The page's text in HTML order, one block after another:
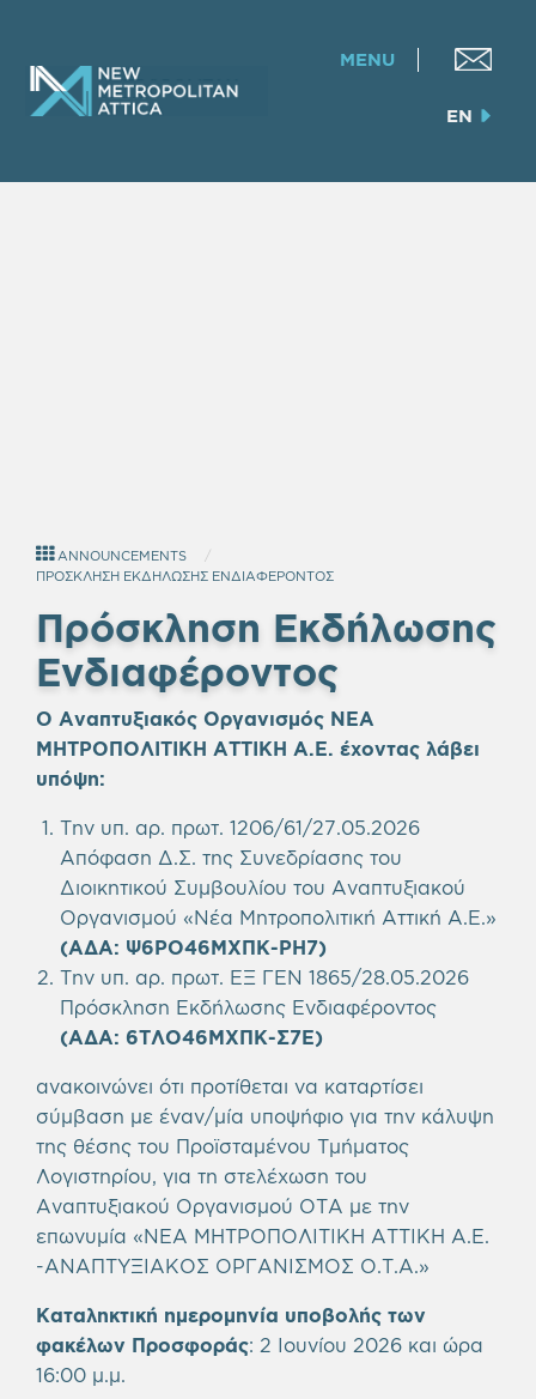
MENU
EN
ANNOUNCEMENTS
ΠΡΟΣΚΛΗΣΗ ΕΚΔΗΛΩΣΗΣ ΕΝΔΙΑΦΕΡΟΝΤΟΣ
Πρόσκληση Εκδήλωσης
Ενδιαφέροντος
Ο Αναπτυξιακός Οργανισμός ΝΕΑ
ΜΗΤΡΟΠΟΛΙΤΙΚΗ ΑΤΤΙΚΗ Α.Ε. έχοντας λάβει
υπόψη:
Την υπ. αρ. πρωτ. 1206/61/27.05.2026
Απόφαση Δ.Σ. της Συνεδρίασης του
Διοικητικού Συμβουλίου του Αναπτυξιακού
Οργανισμού «Νέα Μητροπολιτική Αττική Α.Ε.»
(ΑΔΑ: Ψ6ΡΟ46ΜΧΠΚ-ΡΗ7)
Την υπ. αρ. πρωτ. ΕΞ ΓΕΝ 1865/28.05.2026
Πρόσκληση Εκδήλωσης Ενδιαφέροντος
(ΑΔΑ: 6ΤΛΟ46ΜΧΠΚ-Σ7Ε)
ανακοινώνει ότι προτίθεται να καταρτίσει
σύμβαση με έναν/μία υποψήφιο για την κάλυψη
της θέσης του Προϊσταμένου Τμήματος
Λογιστηρίου, για τη στελέχωση του
Αναπτυξιακού Οργανισμού ΟΤΑ με την
επωνυμία «ΝΕΑ ΜΗΤΡΟΠΟΛΙΤΙΚΗ ΑΤΤΙΚΗ Α.Ε.
-ΑΝΑΠΤΥΞΙΑΚΟΣ ΟΡΓΑΝΙΣΜΟΣ Ο.Τ.Α.»
Καταληκτική ημερομηνία υποβολής των
φακέλων Προσφοράς: 2 Ιουνίου 2026 και ώρα
16:00 μ.μ.